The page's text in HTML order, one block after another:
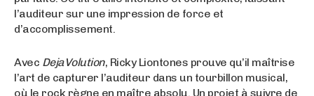
l’auditeur sur une impression de force et
d’accomplissement.
Avec DejaVolution, Ricky Liontones prouve qu’il maîtrise
l’art de capturer l’auditeur dans un tourbillon musical,
où le rock règne en maître absolu. Un projet à suivre de